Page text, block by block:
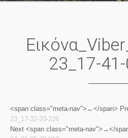
23_17-
<span class="meta-nav">←</span>
23_17-32-33-226
Next <span class="meta-nav">→</